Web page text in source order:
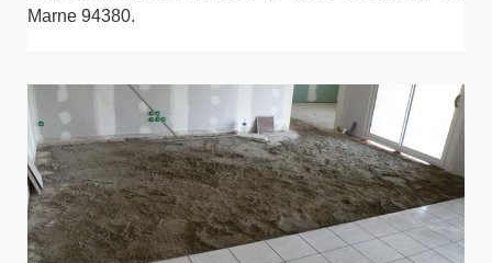
Marne 94380.